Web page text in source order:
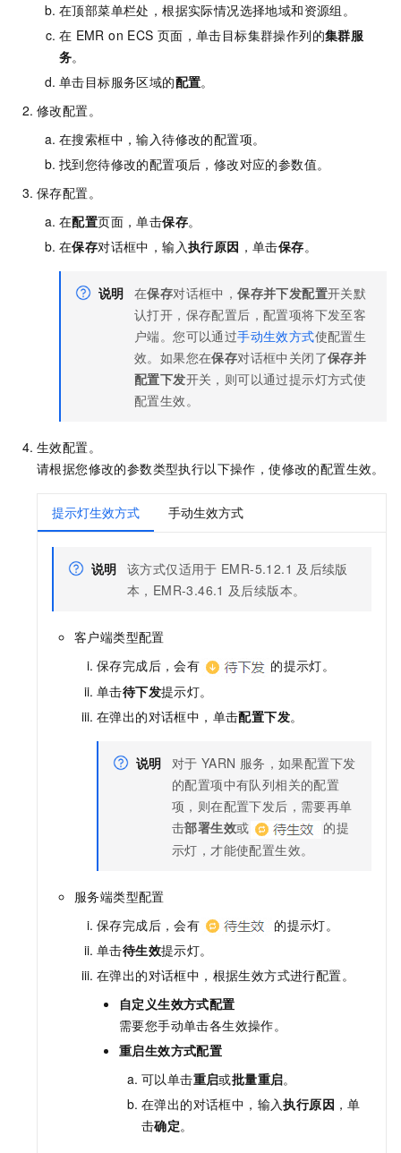
在顶部菜单栏处，根据实际情况选择地域和资源组 。
在 EMR on ECS 页面，单击目标集群操作列的集群服
务。
单击目标服务区域的配置。
修改配置。
在搜索框中，输入待修改的配置项。
找到您待修改的配置项后，修改对应的参数值。
保存配置。
在配置页面，单击保存。
在保存对话框中，输入执行原因 ，单击保存。
说明 在保存对话框中，保存并下发配置开关默
认打开，保存配置后，配置项将下发至客
户端。您可以通过手动生效方式使配置生
效。如果您在保存对话框中关闭了保存并
配置下发开关，则可以通过提示灯方式使
配置生效。
生效配置。
请根据您修改的参数类型执行以下操作，使修改的配置生效。
提示灯生效方式 手动生效方式
说明 该方式仅适用于 EMR-5.12.1 及后续版
本，EMR-3.46.1 及后续版本。
客户端类型配置
保存完成后，会有
的提示灯。
单击待下发提示灯。
在弹出的对话框中，单击配置下发。
说明 对于 YARN 服务，如果配置下发
的配置项中有队列相关的配置
项，则在配置下发后，需要再单
击部署生效或
的提
示灯，才能使配置生效。
服务端类型配置
保存完成后，会有
的提示灯。
单击待生效提示灯。
在弹出的对话框中，根据生效方式进行配置。
自定义生效方式配置
需要您手动单击各生效操作。
重启生效方式配置
可以单击重启或批量重启。
在弹出的对话框中，输入执行原因 ，单
击确定。